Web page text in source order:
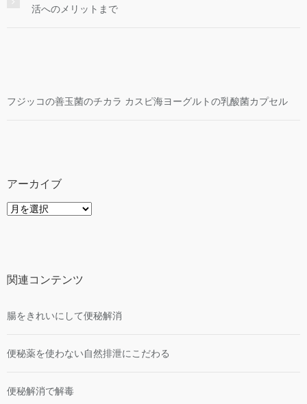
活へのメリットまで
フジッコの善玉菌のチカラ カスピ海ヨーグルトの乳酸菌カプセル
アーカイブ
ア
関連コンテンツ
腸をきれいにして便秘解消
便秘薬を使わない自然排泄にこだわる
便秘解消で解毒